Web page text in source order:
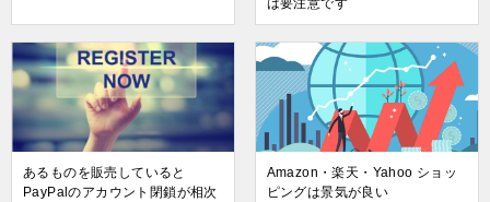
あるものを販売していると
PayPalのアカウント閉鎖が相次
Amazon・楽天・Yahoo ショッ
ピングは景気が良い